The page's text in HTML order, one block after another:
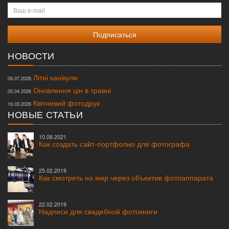
Ваш
e-
mail
НОВОСТИ
09.07.2026 Літні канікули
05.04.2026 Оновлення цін в травні
16.03.2026 Квітневий фотодрук
НОВЫЕ СТАТЬИ
10.08.2021
Как создать сайт-портфолио для фотографа
25.02.2019
Как смотреть на мир через объектив фотоаппарата
22.02.2019
Надписи для свадебной фотокниги